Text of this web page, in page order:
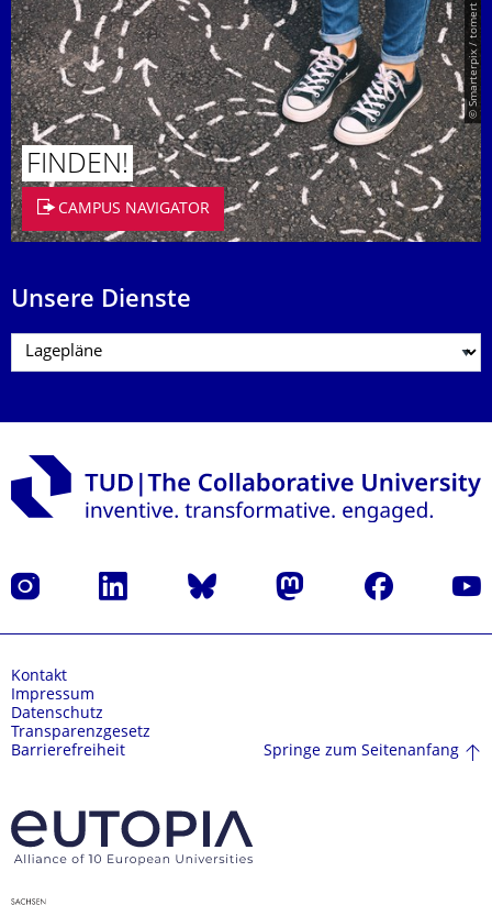
© Smarterpix / tomert
FINDEN!
CAMPUS NAVIGATOR
Unsere Dienste
Instagram LinkedIn Bluesky Mastodon Facebook
Kontakt
Impressum
Datenschutz
Transparenzgesetz
Barrierefreiheit
Springe zum Seitenanfang